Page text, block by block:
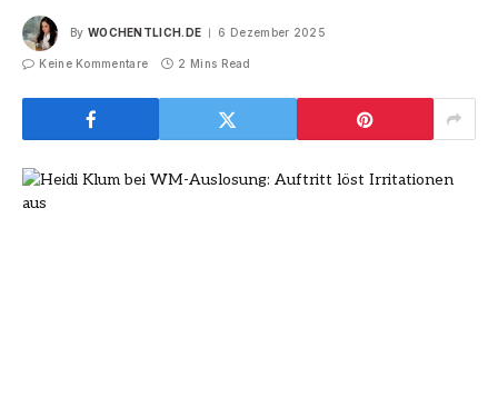
By WOCHENTLICH.DE 6 Dezember 2025
Keine Kommentare 2 Mins Read